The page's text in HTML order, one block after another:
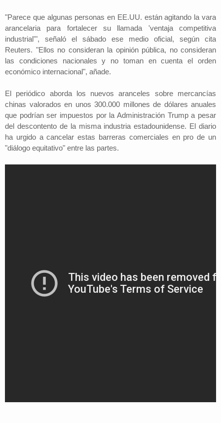
"Parece que algunas personas en EE.UU. están agitando la vara
arancelaria para fortalecer su llamada 'ventaja competitiva
industrial'", señaló el sábado ese medio oficial, según cita
Reuters. "Ellos no consideran la opinión pública, no consideran
las condiciones nacionales y no toman en cuenta el orden
económico internacional", añade.
El periódico aborda los nuevos aranceles sobre mercancías
chinas valorados en unos 300.000 millones de dólares anuales
que podrían ser impuestos por la Administración Trump a pesar
del descontento de la misma industria estadounidense. El diario
ha urgido a cancelar estas barreras comerciales en pro de un
"diálogo equitativo" entre las partes.